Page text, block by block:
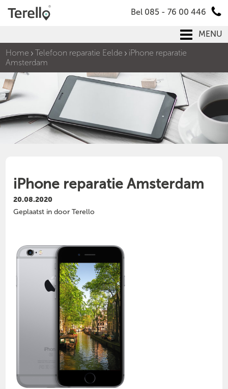
Bel 085 - 76 00 446
MENU
Home
Telefoon reparatie Eelde
iPhone reparatie
Amsterdam
iPhone reparatie Amsterdam
20.08.2020
Geplaatst in door Terello